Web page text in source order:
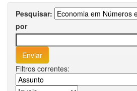
Pesquisar:
por
Filtros correntes: